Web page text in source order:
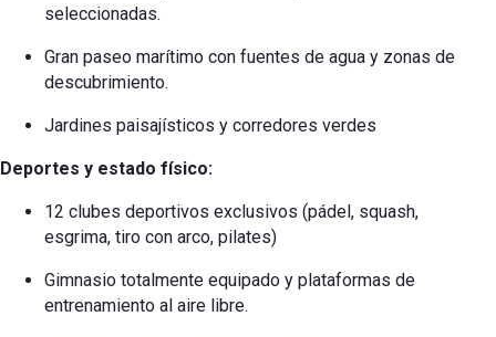
seleccionadas.
Gran paseo marítimo con fuentes de agua y zonas de
descubrimiento.
Jardines paisajísticos y corredores verdes
Deportes y estado físico:
12 clubes deportivos exclusivos (pádel, squash,
esgrima, tiro con arco, pilates)
Gimnasio totalmente equipado y plataformas de
entrenamiento al aire libre.